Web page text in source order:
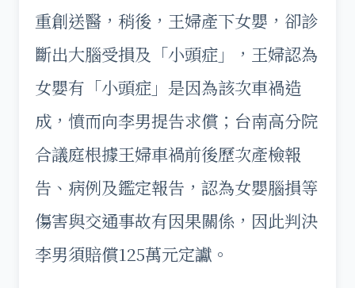
重創送醫，稍後，王婦產下女嬰，卻診
斷出大腦受損及「小頭症」，王婦認為
女嬰有「小頭症」是因為該次車禍造
成，憤而向李男提告求償；台南高分院
合議庭根據王婦車禍前後歷次產檢報
告、病例及鑑定報告，認為女嬰腦損等
傷害與交通事故有因果關係，因此判決
李男須賠償125萬元定讞。